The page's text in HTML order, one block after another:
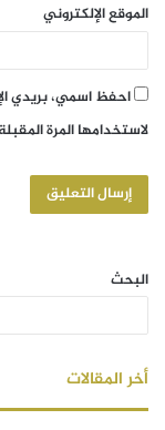
الموقع الإلكتروني
احفظ اسمي، بريدي
لاستخدامها المرة
البحث
أخر المقالات